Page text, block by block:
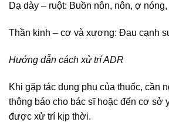
Dạ dày – ruột: Buồn nôn, nôn, ợ nóng,
Thần kinh – cơ và xương: Đau cạnh
Hướng dẫn cách xử trí ADR
Khi gặp tác dụng phụ của thuốc, cần
thông báo cho bác sĩ hoặc đến cơ sở
được xử trí kịp thời.